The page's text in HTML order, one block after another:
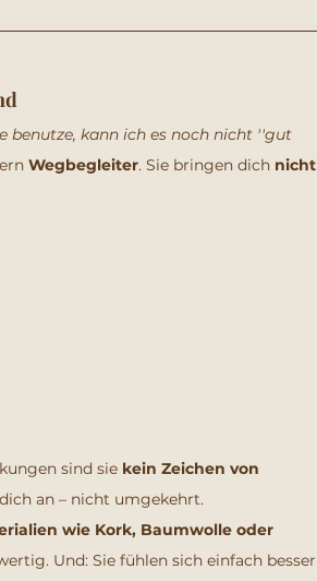
benutze, kann ich es noch nicht ''gut
Wegbegleiter. Sie bringen dich nicht
sind sie kein Zeichen von
an – nicht umgekehrt.
wie Kork, Baumwolle oder
Und: Sie fühlen sich einfach besser